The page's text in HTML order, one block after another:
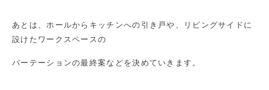
あとは、ホールからキッチンへの引き戸や、リビングサイドに
設けたワークスペースの
パーテーションの最終案などを決めていきます。